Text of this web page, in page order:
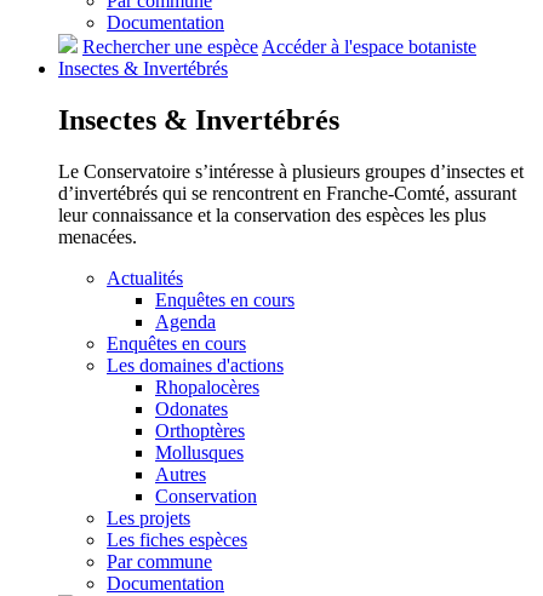
Documentation
Rechercher une espèceAccéder à l'espace botaniste
Insectes & Invertébrés
Insectes & Invertébrés
Le Conservatoire s’intéresse à plusieurs groupes d’insectes et
d’invertébrés qui se rencontrent en Franche-Comté, assurant
leur connaissance et la conservation des espèces les plus
menacées.
Actualités
Enquêtes en cours
Agenda
Enquêtes en cours
Les domaines d'actions
Rhopalocères
Odonates
Orthoptères
Mollusques
Autres
Conservation
Les projets
Les fiches espèces
Par commune
Documentation